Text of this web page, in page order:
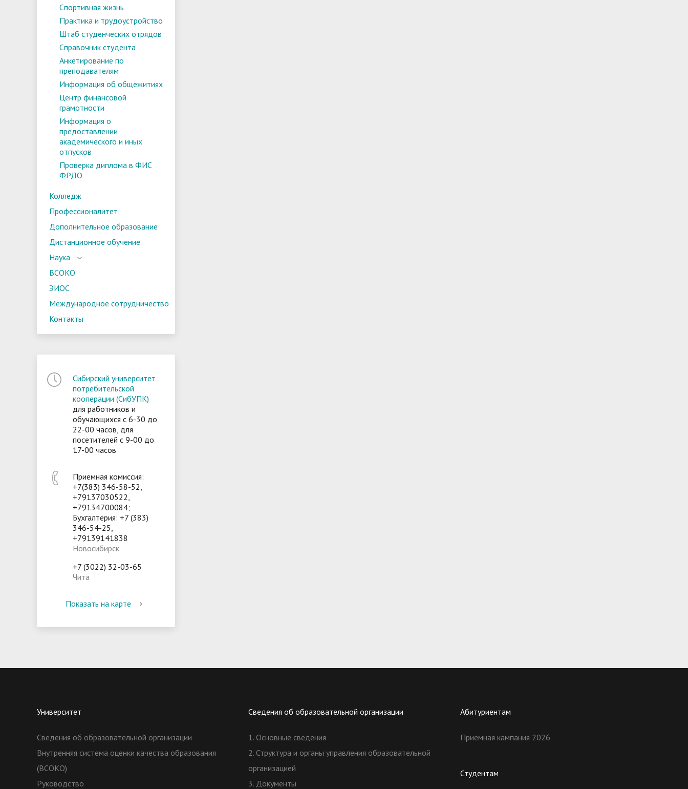
Спортивная жизнь
Практика и трудоустройство
Штаб студенческих отрядов
Справочник студента
Анкетирование по
преподавателям
Информация об общежитиях
Центр финансовой
грамотности
Информация о
предоставлении
академического и иных
отпусков
Проверка диплома в ФИС
ФРДО
Колледж
Профессионалитет
Дополнительное образование
Дистанционное обучение
Наука
ВСОКО
ЭИОС
Международное сотрудничество
Контакты
Сибирский университет
потребительской
кооперации (СибУПК)
для работников и
обучающихся с 6-30 до
22-00 часов, для
посетителей с 9-00 до
17-00 часов
Приемная комиссия:
+7(383) 346-58-52,
+79137030522,
+79134700084;
Бухгалтерия: +7 (383)
346-54-25,
+79139141838
Новосибирск
+7 (3022) 32-03-65
Чита
Показать на карте
Университет
Сведения об образовательной организации
Внутренняя система оценки качества образования
(ВСОКО)
Руководство
Сведения об образовательной организации
1. Основные сведения
2. Структура и органы управления образовательной
организацией
3. Документы
Абитуриентам
Приемная кампания 2026
Студентам